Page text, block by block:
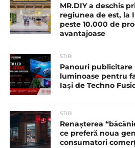
MR.DIY a deschis
regiunea de est, la
peste 10.000 de
avantajoase
STIRI
Panouri publicitare
luminoase pentru
Iaşi de Techno
STIRI
Renașterea
ce preferă noua
consumatori